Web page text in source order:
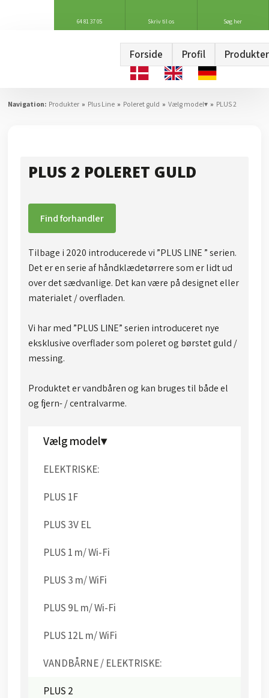
64 81 37 05 Skriv til os Søg her
Forside Profil Produkter
Navigation: Produkter » Plus Line » Poleret guld »Vælg model▾ » PLUS 2
PLUS 2 POLERET GULD
Find forhandler
Tilbage i 2020 introducerede vi ”PLUS LINE ” serien.
Det er en serie af håndklædetørrere som er lidt ud
over det sædvanlige. Det kan være på designet eller
materialet / overfladen.​
Vi har med ”PLUS LINE” serien introduceret nye
eksklusive overflader som poleret og børstet guld /
messing.
Produktet er vandbåren og kan bruges til både el
og fjern- / centralvarme.​​
Vælg model▾
ELEKTRISKE:
PLUS 1F
PLUS 3V EL
PLUS 1 m/ Wi-Fi
PLUS 3 m/ WiFi
PLUS 9L m/ Wi-Fi
PLUS 12L m/ WiFi
VANDBÅRNE / ELEKTRISKE:
PLUS 2